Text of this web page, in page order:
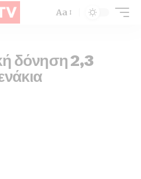
Aa
δόνηση 2,3